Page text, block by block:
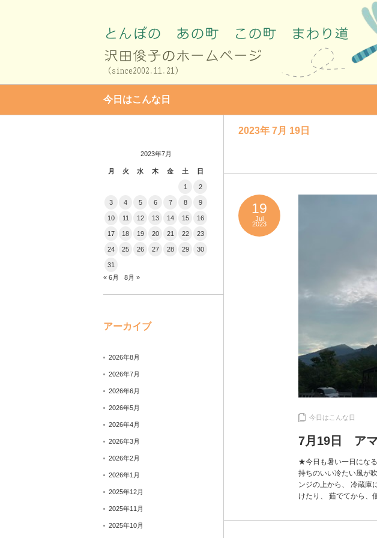
今日はこんな日
2023年 7月 19日
19
Jul
2023
今日はこんな日
7月19日 ア
★今日も暑い一日にな
持ちのいい冷たい風が
ンジの上から、 冷蔵庫
けたり、 茹でてから、
2023年7月
月 火 水 木 金 土 日
1 2
3 4 5 6 7 8 9
10 11 12 13 14 15 16
17 18 19 20 21 22 23
24 25 26 27 28 29 30
31
« 6月
8月 »
アーカイブ
2026年8月
2026年7月
2026年6月
2026年5月
2026年4月
2026年3月
2026年2月
2026年1月
2025年12月
2025年11月
2025年10月